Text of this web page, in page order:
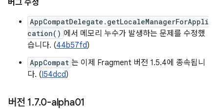
버그 수정
AppCompatDelegate.getLocaleManagerForAppli
cation() 에서 메모리 누수가 발생하는 문제를 수정했
습니다. (44b57fd)
AppCompat 는 이제 Fragment 버전 1.5.4에 종속됩니
다. (I54dcd)
버전 1.7.0-alpha01